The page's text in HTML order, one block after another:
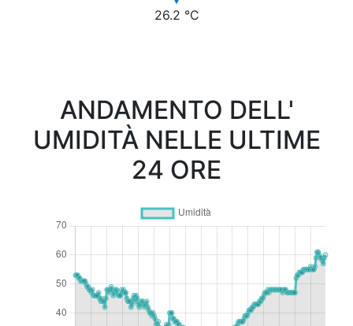
26.2 °C
ANDAMENTO DELL'
UMIDITÀ NELLE ULTIME
24 ORE